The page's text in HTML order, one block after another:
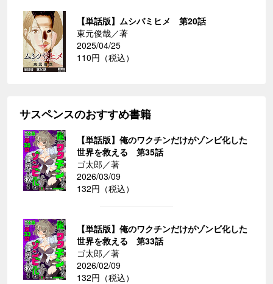
【単話版】ムシバミヒメ 第20話
東元俊哉／著
2025/04/25
110円（税込）
サスペンスのおすすめ書籍
【単話版】俺のワクチンだけがゾンビ化した
世界を救える 第35話
ゴ太郎／著
2026/03/09
132円（税込）
【単話版】俺のワクチンだけがゾンビ化した
世界を救える 第33話
ゴ太郎／著
2026/02/09
132円（税込）